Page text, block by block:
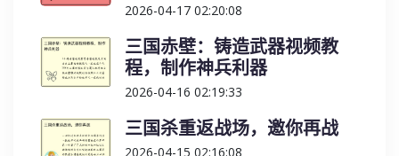
2026-04-17 02:20:08
三国赤壁：铸造武器视频教
程，制作神兵利器
2026-04-16 02:19:33
三国杀重返战场，邀你再战
2026-04-15 02:16:08